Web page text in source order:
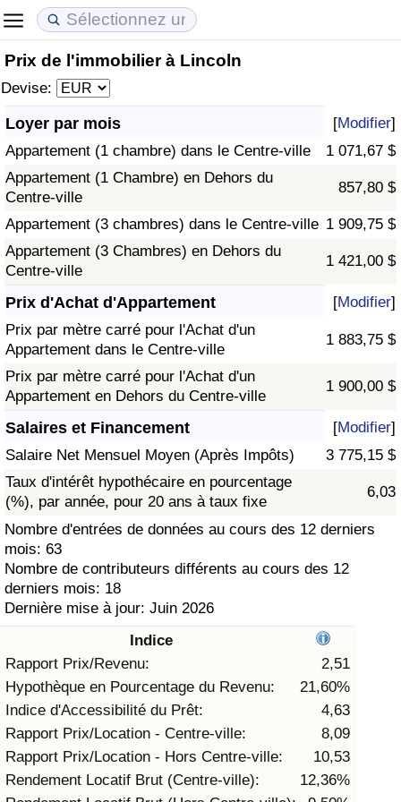
Prix de l'immobilier à Lincoln
Devise:
Loyer par mois [Modifier]
Appartement (1 chambre) dans le Centre-ville
1 071,67 $
Appartement (1 Chambre) en Dehors du
Centre-ville
857,80 $
Appartement (3 chambres) dans le Centre-ville 1 909,75 $
Appartement (3 Chambres) en Dehors du
Centre-ville
1 421,00 $
Prix d'Achat d'Appartement [Modifier]
Prix par mètre carré pour l'Achat d'un
Appartement dans le Centre-ville
1 883,75 $
Prix par mètre carré pour l'Achat d'un
Appartement en Dehors du Centre-ville
1 900,00 $
Salaires et Financement [Modifier]
Salaire Net Mensuel Moyen (Après Impôts)
3 775,15 $
Taux d'intérêt hypothécaire en pourcentage
(%), par année, pour 20 ans à taux fixe
6,03
Nombre d'entrées de données au cours des 12 derniers
mois: 63
Nombre de contributeurs différents au cours des 12
derniers mois: 18
Dernière mise à jour: Juin 2026
Indice
Rapport Prix/Revenu:
2,51
Hypothèque en Pourcentage du Revenu:
21,60%
Indice d'Accessibilité du Prêt:
4,63
Rapport Prix/Location - Centre-ville:
8,09
Rapport Prix/Location - Hors Centre-ville:
10,53
Rendement Locatif Brut (Centre-ville):
12,36%
Coût de la vie
Indice du Coût de la Vie (Actuel)
Indice du Coût de la Vie
Indice du coût de la vie par pays
à Akaba
Prix de l'immobilier
Indice des Prix de l'immobilier (Actuel)
Indice des Prix de l'immobilier
Indice des Prix de l'immobilier par Pays
Qualité de Vie
Indice de Qualité de Vie
Indice de Qualité de Vie (Actuel)
Indice de qualité de vie par pays
Criminalité
Indice de Criminalité (Actuel)
Indice de Criminalité
Indice de criminalité par pays
Soins de santé
Indice des soins de santé (Actuel)
Indice des soins de santé
Indice des soins de santé par Pays
Pollution
Indice de Pollution (Actuel)
Indice de pollution
Indice de Pollution par Pays
Trafic